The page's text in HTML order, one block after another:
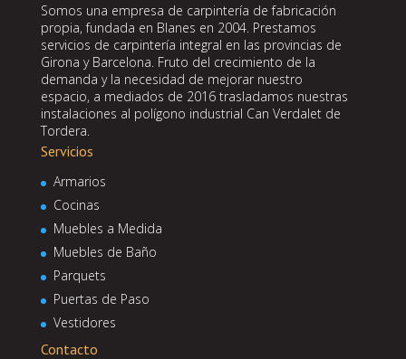
Somos una empresa de carpintería de fabricación
propia, fundada en Blanes en 2004. Prestamos
servicios de carpintería integral en las provincias de
Girona y Barcelona. Fruto del crecimiento de la
demanda y la necesidad de mejorar nuestro
espacio, a mediados de 2016 trasladamos nuestras
instalaciones al polígono industrial Can Verdalet de
Tordera.
Servicios
Armarios
Cocinas
Muebles a Medida
Muebles de Baño
Parquets
Puertas de Paso
Vestidores
Contacto